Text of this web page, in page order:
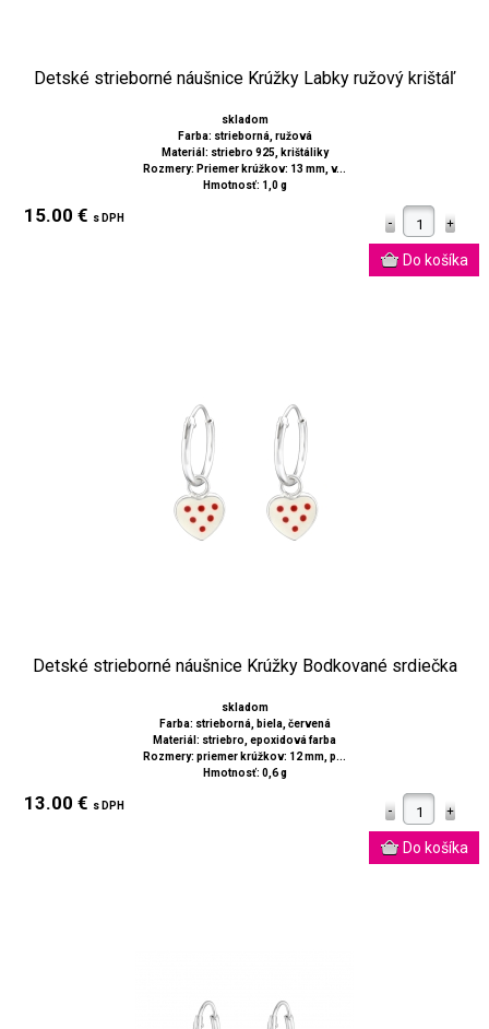
Detské strieborné náušnice Krúžky Labky ružový krištáľ
skladom
Farba: strieborná, ružová
Materiál: striebro 925, krištáliky
Rozmery: Priemer krúžkov: 13 mm, v...
Hmotnosť: 1,0 g
15.00 € s DPH
Detské strieborné náušnice Krúžky Bodkované srdiečka
skladom
Farba: strieborná, biela, červená
Materiál: striebro, epoxidová farba
Rozmery: priemer krúžkov: 12 mm, p...
Hmotnosť: 0,6 g
13.00 € s DPH